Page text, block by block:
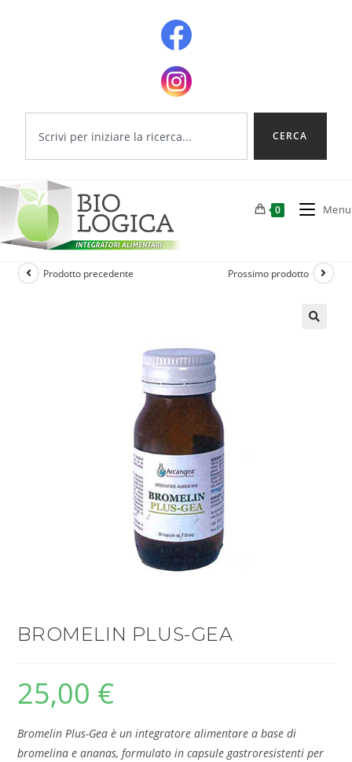
CERCA
0 Menu
Prodotto precedente Prossimo prodotto
BROMELIN PLUS-GEA
25,00 €
Bromelin Plus-Gea è un integratore alimentare a base di
bromelina e ananas, formulato in capsule gastroresistenti per